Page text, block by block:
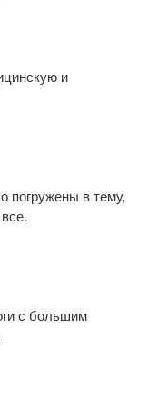
и
погружены в тему,
с большим